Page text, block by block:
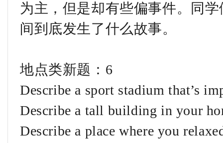
为主，但是却有些偏事件。同
间到底发生了什么故事。
地点类新题：6
Describe a sport stadium that’s
Describe a tall building in your
Describe a place where you